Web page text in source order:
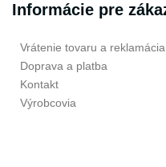
Informácie pre
Vrátenie tovaru a reklamácia
Doprava a platba
Kontakt
Výrobcovia